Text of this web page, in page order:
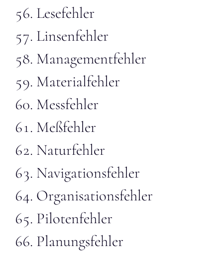
Lesefehler
Linsenfehler
Managementfehler
Materialfehler
Messfehler
Meßfehler
Naturfehler
Navigationsfehler
Organisationsfehler
Pilotenfehler
Planungsfehler